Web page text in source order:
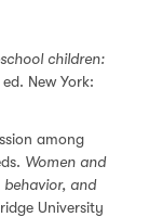
children:
ed. New York:
among
Women and
behavior, and
University